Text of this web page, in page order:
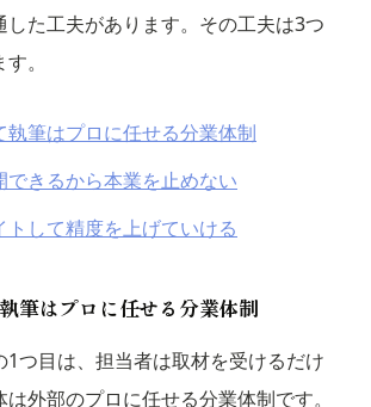
した工夫があります。その工夫は3つ
。
執筆はプロに任せる分業体制
できるから本業を止めない
トして精度を上げていける
筆はプロに任せる分業体制
つ目は、担当者は取材を受けるだけ
外部のプロに任せる分業体制です。